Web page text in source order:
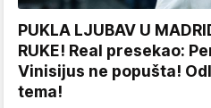
PUKLA LJUBAV U
RUKE! Real presekao:
Vinisijus ne popušta!
tema!